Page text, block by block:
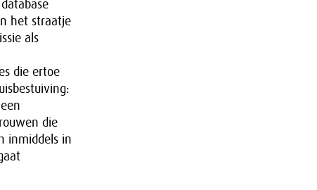
het straatje
als
die ertoe
die
inmiddels in